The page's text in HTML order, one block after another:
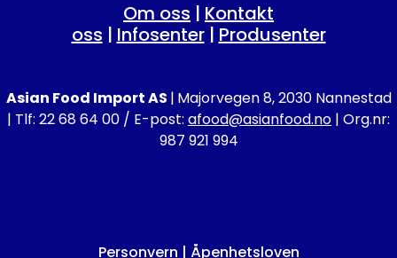
Om oss | Kontakt
oss | Infosenter| Produsenter
Asian Food Import AS | Majorvegen 8, 2030 Nannestad
| Tlf: 22 68 64 00 / E-post: afood@asianfood.no | Org.nr:
987 921 994
Personvern | Åpenhetsloven